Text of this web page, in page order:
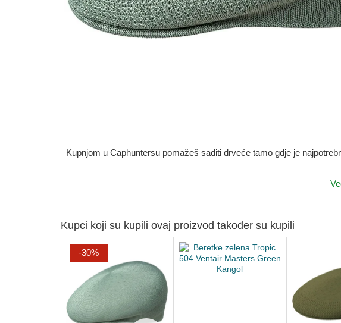
Kupnjom u Caphuntersu pomažeš saditi drveće tamo gdje je
Kupci koji su kupili ovaj proizvod također su kupili
-30%